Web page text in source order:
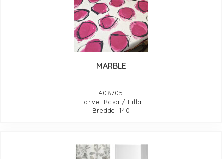
MARBLE
408705
Farve: Rosa / Lilla
Bredde: 140